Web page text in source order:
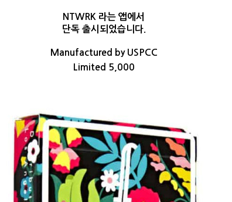
NTWRK 라는 앱에서
단독 출시되었습니다.
Manufactured by USPCC
Limited 5,000